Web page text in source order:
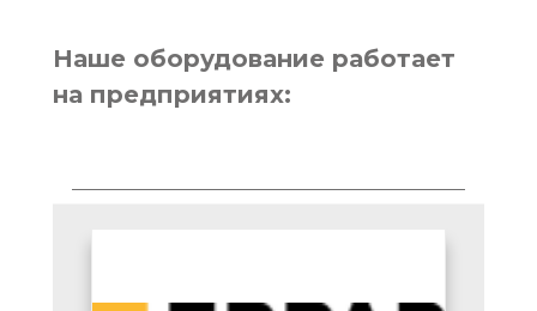
Наше оборудование работает
на предприятиях: